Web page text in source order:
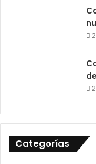
Categorías